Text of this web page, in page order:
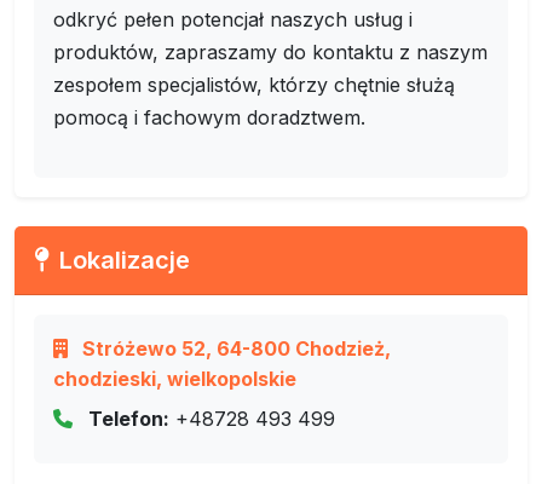
odkryć pełen potencjał naszych usług i
produktów, zapraszamy do kontaktu z naszym
zespołem specjalistów, którzy chętnie służą
pomocą i fachowym doradztwem.
Lokalizacje
Stróżewo 52, 64-800 Chodzież,
chodzieski, wielkopolskie
Telefon: +48728 493 499